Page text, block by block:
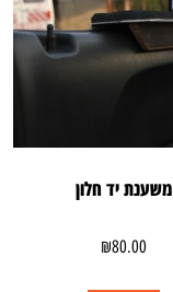
משענת יד חלון
₪80.00